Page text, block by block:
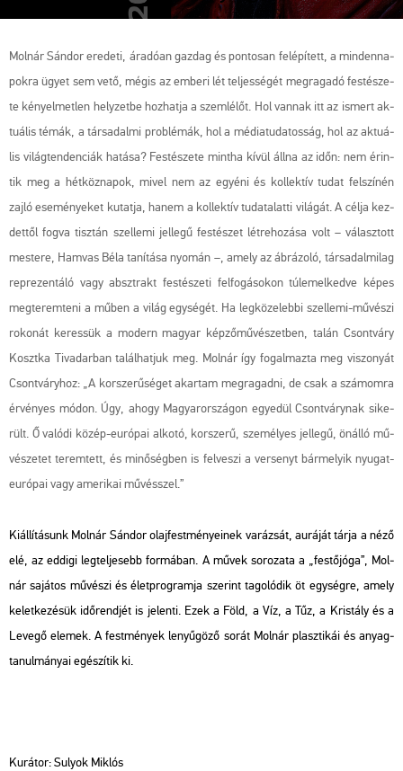
Mol­nár Sán­dor ere­de­ti, ára­dó­an gaz­dag és pon­to­san fel­épí­tett, a min­den­na­
pok­ra ügyet sem vető, mégis az em­be­ri lét tel­jes­sé­gét meg­ra­ga­dó fes­té­sze­
te ké­nyel­met­len hely­zet­be hoz­hat­ja a szem­lé­lőt. Hol van­nak itt az is­mert ak­
tu­á­lis témák, a tár­sa­dal­mi prob­lé­mák, hol a mé­dia­tu­da­tos­ság, hol az ak­tu­á­
lis vi­lág­ten­den­ci­ák ha­tá­sa? Fes­té­sze­te mint­ha kívül állna az időn: nem érin­
tik meg a hét­köz­na­pok, mivel nem az egyé­ni és kol­lek­tív tudat fel­szí­nén
zajló ese­mé­nye­ket ku­tat­ja, hanem a kol­lek­tív tu­dat­alat­ti vi­lá­gát. A célja kez­
det­től fogva tisz­tán szel­le­mi jel­le­gű fes­té­szet lét­re­ho­zá­sa volt – vá­lasz­tott
mes­te­re, Ham­vas Béla ta­ní­tá­sa nyo­mán –, amely az áb­rá­zo­ló, tár­sa­dal­mi­lag
rep­re­zen­tá­ló vagy abszt­rakt fes­té­sze­ti fel­fo­gá­so­kon túl­emel­ked­ve képes
meg­te­rem­te­ni a műben a világ egy­sé­gét. Ha leg­kö­ze­leb­bi szel­le­mi-mű­vé­szi
ro­ko­nát ke­res­sük a mo­dern ma­gyar kép­ző­mű­vé­szet­ben, talán Csont­váry
Koszt­ka Ti­va­dar­ban ta­lál­hat­juk meg. Mol­nár így fo­gal­maz­ta meg vi­szo­nyát
Csont­váryhoz: „A kor­sze­rű­sé­get akar­tam meg­ra­gad­ni, de csak a szá­mom­ra
ér­vé­nyes módon. Úgy, ahogy Ma­gyar­or­szá­gon egye­dül Csont­várynak si­ke­
rült. Ő va­ló­di közép-eu­ró­pai al­ko­tó, kor­sze­rű, sze­mé­lyes jel­le­gű, ön­ál­ló mű­
vé­sze­tet te­rem­tett, és mi­nő­ség­ben is fel­ve­szi a ver­senyt bár­me­lyik nyu­gat-
eu­ró­pai vagy ame­ri­kai mű­vésszel.”
Ki­ál­lí­tá­sunk Mol­nár Sán­dor olaj­fest­mé­nye­i­nek va­rá­zsát, au­rá­ját tárja a néző
elé, az ed­di­gi leg­tel­je­sebb for­má­ban. A művek so­ro­za­ta a „fes­tő­jó­ga”, Mol­
nár sa­já­tos mű­vé­szi és élet­prog­ram­ja sze­rint ta­go­ló­dik öt egy­ség­re, amely
ke­let­ke­zé­sük idő­rend­jét is je­len­ti. Ezek a Föld, a Víz, a Tűz, a Kris­tály és a
Le­ve­gő ele­mek. A fest­mé­nyek le­nyű­gö­ző sorát Mol­nár plasz­ti­kái és anyag­
ta­nul­má­nyai egé­szí­tik ki.
Ku­rá­tor: Su­lyok Mik­lós